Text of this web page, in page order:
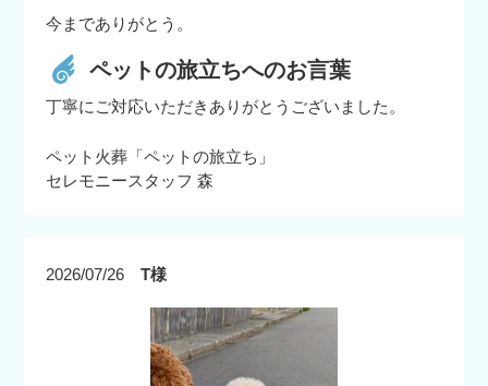
今までありがとう。
ペットの旅立ちへのお言葉
丁寧にご対応いただきありがとうございました。
ペット火葬「ペットの旅立ち」
セレモニースタッフ 森
2026/07/26 T様